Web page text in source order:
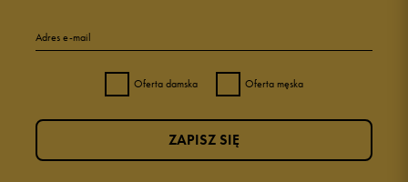
Adres e-mail
Oferta damska Oferta męska
ZAPISZ SIĘ